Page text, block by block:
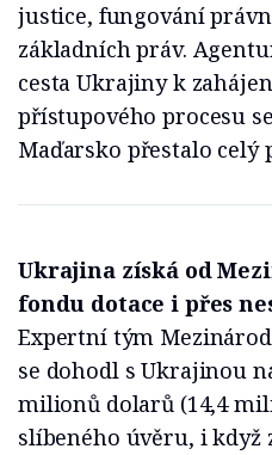
justice, fungování
základních práv.
cesta Ukrajiny k
přístupového procesu
Maďarsko přestalo celý
Ukrajina získá od
fondu dotace i přes
Expertní tým
se dohodl s Ukrajinou
milionů dolarů (14,4
slíbeného úvěru, i když